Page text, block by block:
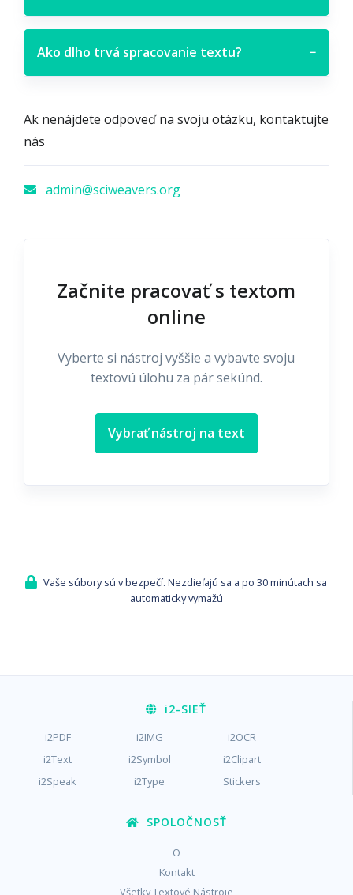
Ako dlho trvá spracovanie textu? −
Ak nenájdete odpoveď na svoju otázku, kontaktujte
nás
admin@sciweavers.org
Začnite pracovať s textom
online
Vyberte si nástroj vyššie a vybavte svoju
textovú úlohu za pár sekúnd.
Vybrať nástroj na text
Vaše súbory sú v bezpečí. Nezdieľajú sa a po 30 minútach sa
automaticky vymažú
i2-SIEŤ
i2PDF i2IMG
i2OCR
i2Text
i2Symbol
i2Clipart
i2Speak
i2Type Stickers
SPOLOČNOSŤ
O
Kontakt
Všetky Textové Nástroje